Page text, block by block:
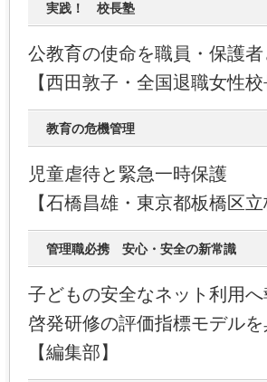
実践！ 校長塾
公教育の使命を職員・保護
【西田敦子・全国退職女性校
教育の危機管理
児童虐待と緊急一時保護
【石橋昌雄・東京都板橋区
管理職必携 安心・安全の新常識
子どもの安全なネット利用
啓発研修の評価指標モデル
【編集部】